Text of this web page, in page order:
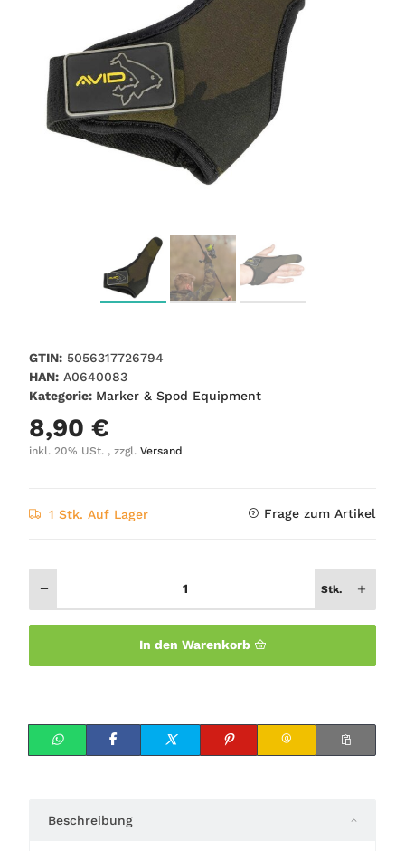
GTIN: 5056317726794
HAN: A0640083
Kategorie: Marker & Spod Equipment
8,90 €
inkl. 20% USt. , zzgl. Versand
1 Stk. Auf Lager Frage zum Artikel
Stk.
In den Warenkorb
Beschreibung